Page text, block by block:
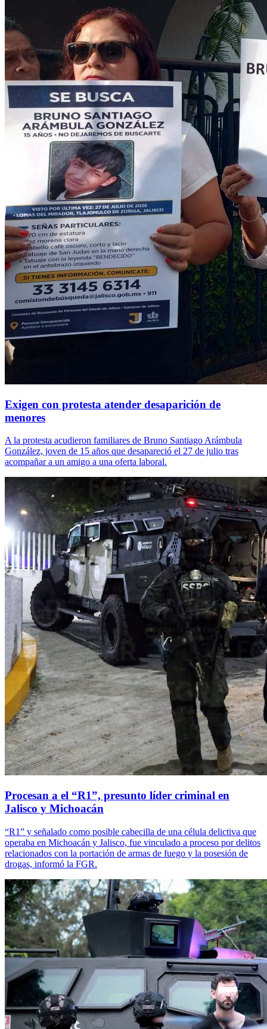
Exigen con protesta atender desaparición de
menores
A la protesta acudieron familiares de Bruno Santiago Arámbula
González, joven de 15 años que desapareció el 27 de julio tras
acompañar a un amigo a una oferta laboral.
Procesan a el “R1”, presunto líder criminal en
Jalisco y Michoacán
“R1” y señalado como posible cabecilla de una célula delictiva que
operaba en Michoacán y Jalisco, fue vinculado a proceso por delitos
relacionados con la portación de armas de fuego y la posesión de
drogas, informó la FGR.